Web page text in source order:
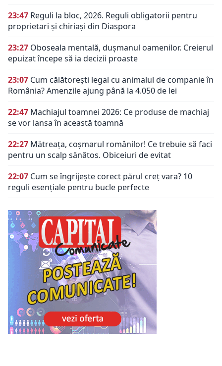
23:47 Reguli la bloc, 2026. Reguli obligatorii pentru
proprietari și chiriași din Diaspora
23:27 Oboseala mentală, dușmanul oamenilor. Creierul
epuizat începe să ia decizii proaste
23:07 Cum călătorești legal cu animalul de companie în
România? Amenzile ajung până la 4.050 de lei
22:47 Machiajul toamnei 2026: Ce produse de machiaj
se vor lansa în această toamnă
22:27 Mătreața, coșmarul românilor! Ce trebuie să faci
pentru un scalp sănătos. Obiceiuri de evitat
22:07 Cum se îngrijește corect părul creț vara? 10
reguli esențiale pentru bucle perfecte